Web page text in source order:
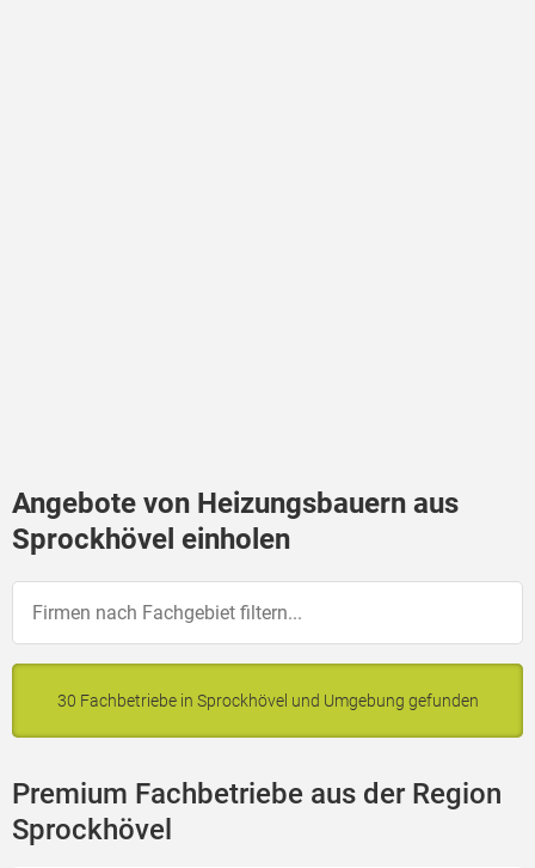
Angebote von Heizungsbauern aus
Sprockhövel einholen
30 Fachbetriebe in Sprockhövel und Umgebung gefunden
Premium Fachbetriebe aus der Region
Sprockhövel